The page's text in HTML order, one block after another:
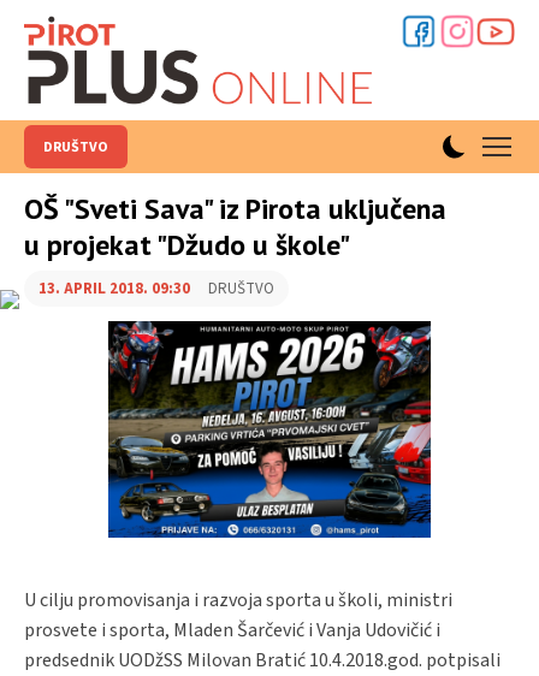
DRUŠTVO
OŠ "Sveti Sava" iz Pirota uključena
u projekat "Džudo u škole"
13. APRIL 2018. 09:30 DRUŠTVO
U cilju promovisanja i razvoja sporta u školi, ministri
prosvete i sporta, Mladen Šarčević i Vanja Udovičić i
predsednik UODžSS Milovan Bratić 10.4.2018.god. potpisali